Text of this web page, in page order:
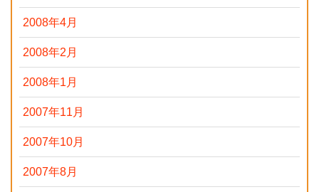
2008年4月
2008年2月
2008年1月
2007年11月
2007年10月
2007年8月